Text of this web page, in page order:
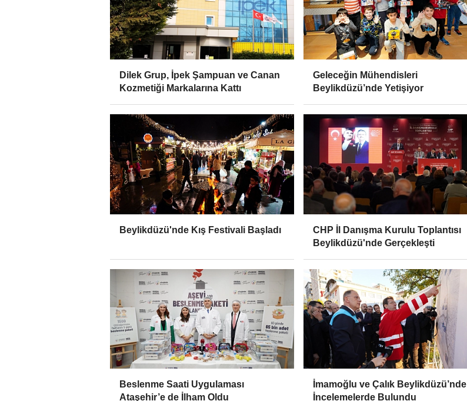
Dilek Grup, İpek Şampuan ve Canan
Kozmetiği Markalarına Kattı
Geleceğin Mühendisleri
Beylikdüzü’nde Yetişiyor
Beylikdüzü'nde Kış Festivali Başladı
CHP İl Danışma Kurulu Toplantısı
Beylikdüzü'nde Gerçekleşti
Beslenme Saati Uygulaması
Ataşehir’e de İlham Oldu
İmamoğlu ve Çalık Beylikdüzü’nde
İncelemelerde Bulundu